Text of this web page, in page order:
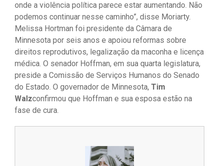
onde a violência política parece estar aumentando. Não
podemos continuar nesse caminho”, disse Moriarty.
Melissa Hortman foi presidente da Câmara de
Minnesota por seis anos e apoiou reformas sobre
direitos reprodutivos, legalização da maconha e licença
médica. O senador Hoffman, em sua quarta legislatura,
preside a Comissão de Serviços Humanos do Senado
do Estado. O governador de Minnesota, Tim
Walzconfirmou que Hoffman e sua esposa estão na
fase de cura.